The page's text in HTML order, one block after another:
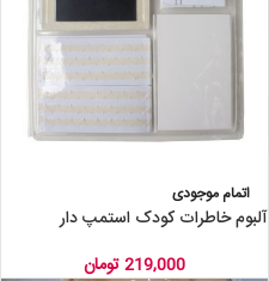
اتمام موجودی
آلبوم خاطرات کودک استمپ دار
219,000تومان